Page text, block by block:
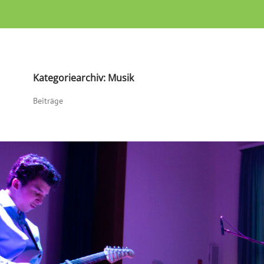
Kategoriearchiv: Musik
Beiträge